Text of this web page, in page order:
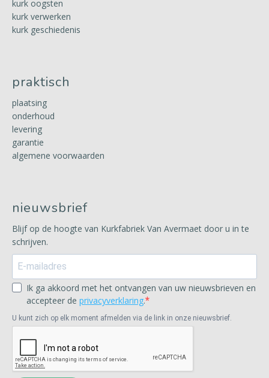
kurk oogsten
kurk verwerken
kurk geschiedenis
praktisch
plaatsing
onderhoud
levering
garantie
algemene voorwaarden
nieuwsbrief
Blijf op de hoogte van Kurkfabriek Van Avermaet door u in te
schrijven.
Ik ga akkoord met het ontvangen van uw nieuwsbrieven en
accepteer de privacyverklaring.
U kunt zich op elk moment afmelden via de link in onze nieuwsbrief.